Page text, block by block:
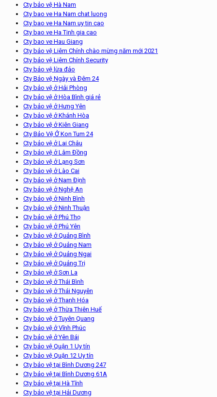
Cty bảo vệ Hà Nam
Cty bao ve Ha Nam chat luong
Cty bao ve Ha Nam uy tin cao
Cty bao ve Ha Tinh gia cao
Cty bao ve Hau Giang
Cty bảo vệ Liêm Chính chào mừng năm mới 2021
Cty bảo vệ Liêm Chính Security
Cty bảo vệ lừa đảo
Cty Bảo vệ Ngày và Đêm 24
Cty bảo vệ ở Hải Phòng
Cty bảo vệ ở Hòa Bình giá rẻ
Cty bảo vệ ở Hưng Yên
Cty bảo vệ ở Khánh Hòa
Cty bảo vệ ở Kiên Giang
Cty Bảo Vệ Ở Kon Tum 24
Cty bảo vệ ở Lai Châu
Cty bảo vệ ở Lâm Đồng
Cty bảo vệ ở Lạng Sơn
Cty bảo vệ ở Lào Cai
Cty bảo vệ ở Nam Định
Cty bảo vệ ở Nghệ An
Cty bảo vệ ở Ninh Bình
Cty bảo vệ ở Ninh Thuận
Cty bảo vệ ở Phú Thọ
Cty bảo vệ ở Phú Yên
Cty bảo vệ ở Quảng Bình
Cty bảo vệ ở Quảng Nam
Cty bảo vệ ở Quảng Ngai
Cty bảo vệ ở Quảng Trị
Cty bảo vệ ở Sơn La
Cty bảo vệ ở Thái Bình
Cty bảo vệ ở Thái Nguyên
Cty bảo vệ ở Thanh Hóa
Cty bảo vệ ở Thừa Thiên Huế
Cty bảo vệ ở Tuyên Quang
Cty bảo vệ ở Vĩnh Phúc
Cty bảo vệ ở Yên Bái
Cty bảo vệ Quận 1 Uy tín
Cty bảo vệ Quận 12 Uy tín
Cty bảo vệ tại Bình Dương 247
Cty bảo vệ tại Bình Dương 61A
Cty bảo vệ tại Hà Tĩnh
Cty bảo vệ tại Hải Dương